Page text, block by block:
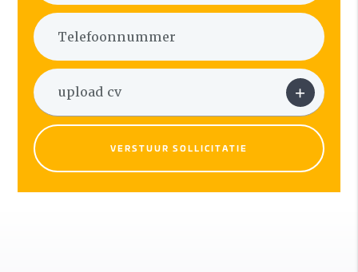
VERSTUUR SOLLICITATIE